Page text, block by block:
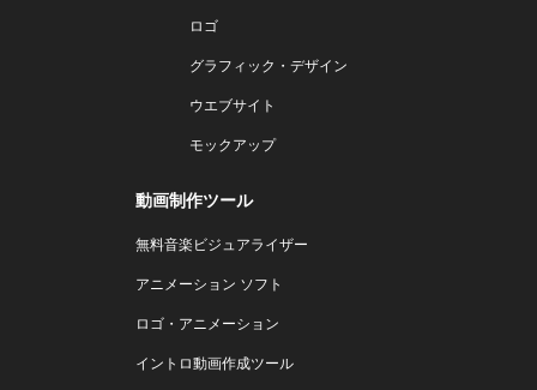
ロゴ
グラフィック・デザイン
ウエブサイト
モックアップ
動画制作ツール
無料音楽ビジュアライザー
アニメーション ソフト
ロゴ・アニメーション
イントロ動画作成ツール